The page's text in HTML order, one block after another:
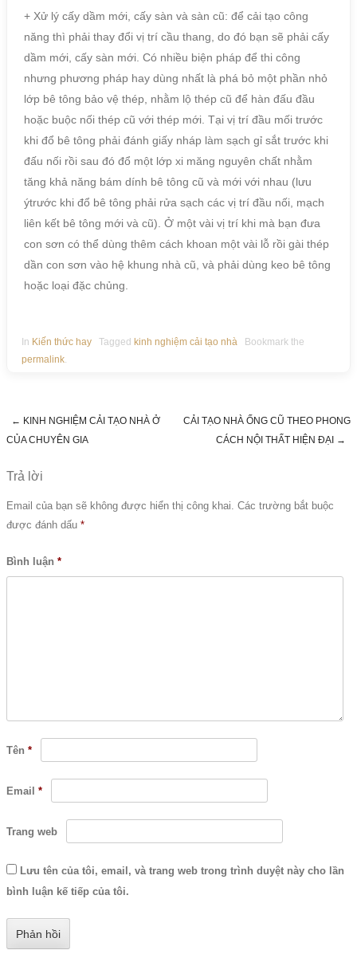
+ Xử lý cấy dầm mới, cấy sàn và sàn cũ: để cải tạo công
năng thì phải thay đổi vị trí cầu thang, do đó bạn sẽ phải cấy
dầm mới, cấy sàn mới. Có nhiều biện pháp để thi công
nhưng phương pháp hay dùng nhất là phá bỏ một phần nhỏ
lớp bê tông bảo vệ thép, nhằm lộ thép cũ để hàn đấu đầu
hoặc buộc nối thép cũ với thép mới. Tại vị trí đầu mối trước
khi đổ bê tông phải đánh giấy nháp làm sạch gỉ sắt trước khi
đấu nối rồi sau đó đổ một lớp xi măng nguyên chất nhằm
tăng khả năng bám dính bê tông cũ và mới với nhau (lưu
ýtrước khi đổ bê tông phải rửa sạch các vị trí đầu nối, mạch
liên kết bê tông mới và cũ). Ở một vài vị trí khi mà bạn đưa
con sơn có thể dùng thêm cách khoan một vài lỗ rồi gài thép
dần con sơn vào hệ khung nhà cũ, và phải dùng keo bê tông
hoặc loại đặc chủng.
In Kiến thức hay Tagged kinh nghiệm cải tạo nhà Bookmark the
permalink.
Post navigation
← KINH NGHIỆM CẢI TẠO NHÀ Ở
CỦA CHUYÊN GIA
CẢI TẠO NHÀ ỐNG CŨ THEO PHONG
CÁCH NỘI THẤT HIỆN ĐẠI →
Trả lời
Email của bạn sẽ không được hiển thị công khai. Các trường bắt buộc
được đánh dấu *
Bình luận *
Tên *
Email *
Trang web
Lưu tên của tôi, email, và trang web trong trình duyệt này cho lần
bình luận kế tiếp của tôi.